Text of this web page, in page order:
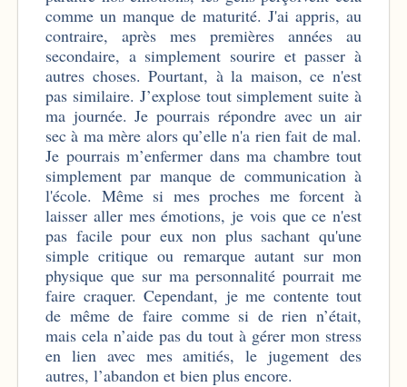
comme un manque de maturité. J'ai appris, au
contraire, après mes premières années au
secondaire, a simplement sourire et passer à
autres choses. Pourtant, à la maison, ce n'est
pas similaire. J’explose tout simplement suite à
ma journée. Je pourrais répondre avec un air
sec à ma mère alors qu’elle n'a rien fait de mal.
Je pourrais m’enfermer dans ma chambre tout
simplement par manque de communication à
l'école. Même si mes proches me forcent à
laisser aller mes émotions, je vois que ce n'est
pas facile pour eux non plus sachant qu'une
simple critique ou remarque autant sur mon
physique que sur ma personnalité pourrait me
faire craquer. Cependant, je me contente tout
de même de faire comme si de rien n’était,
mais cela n’aide pas du tout à gérer mon stress
en lien avec mes amitiés, le jugement des
autres, l’abandon et bien plus encore.